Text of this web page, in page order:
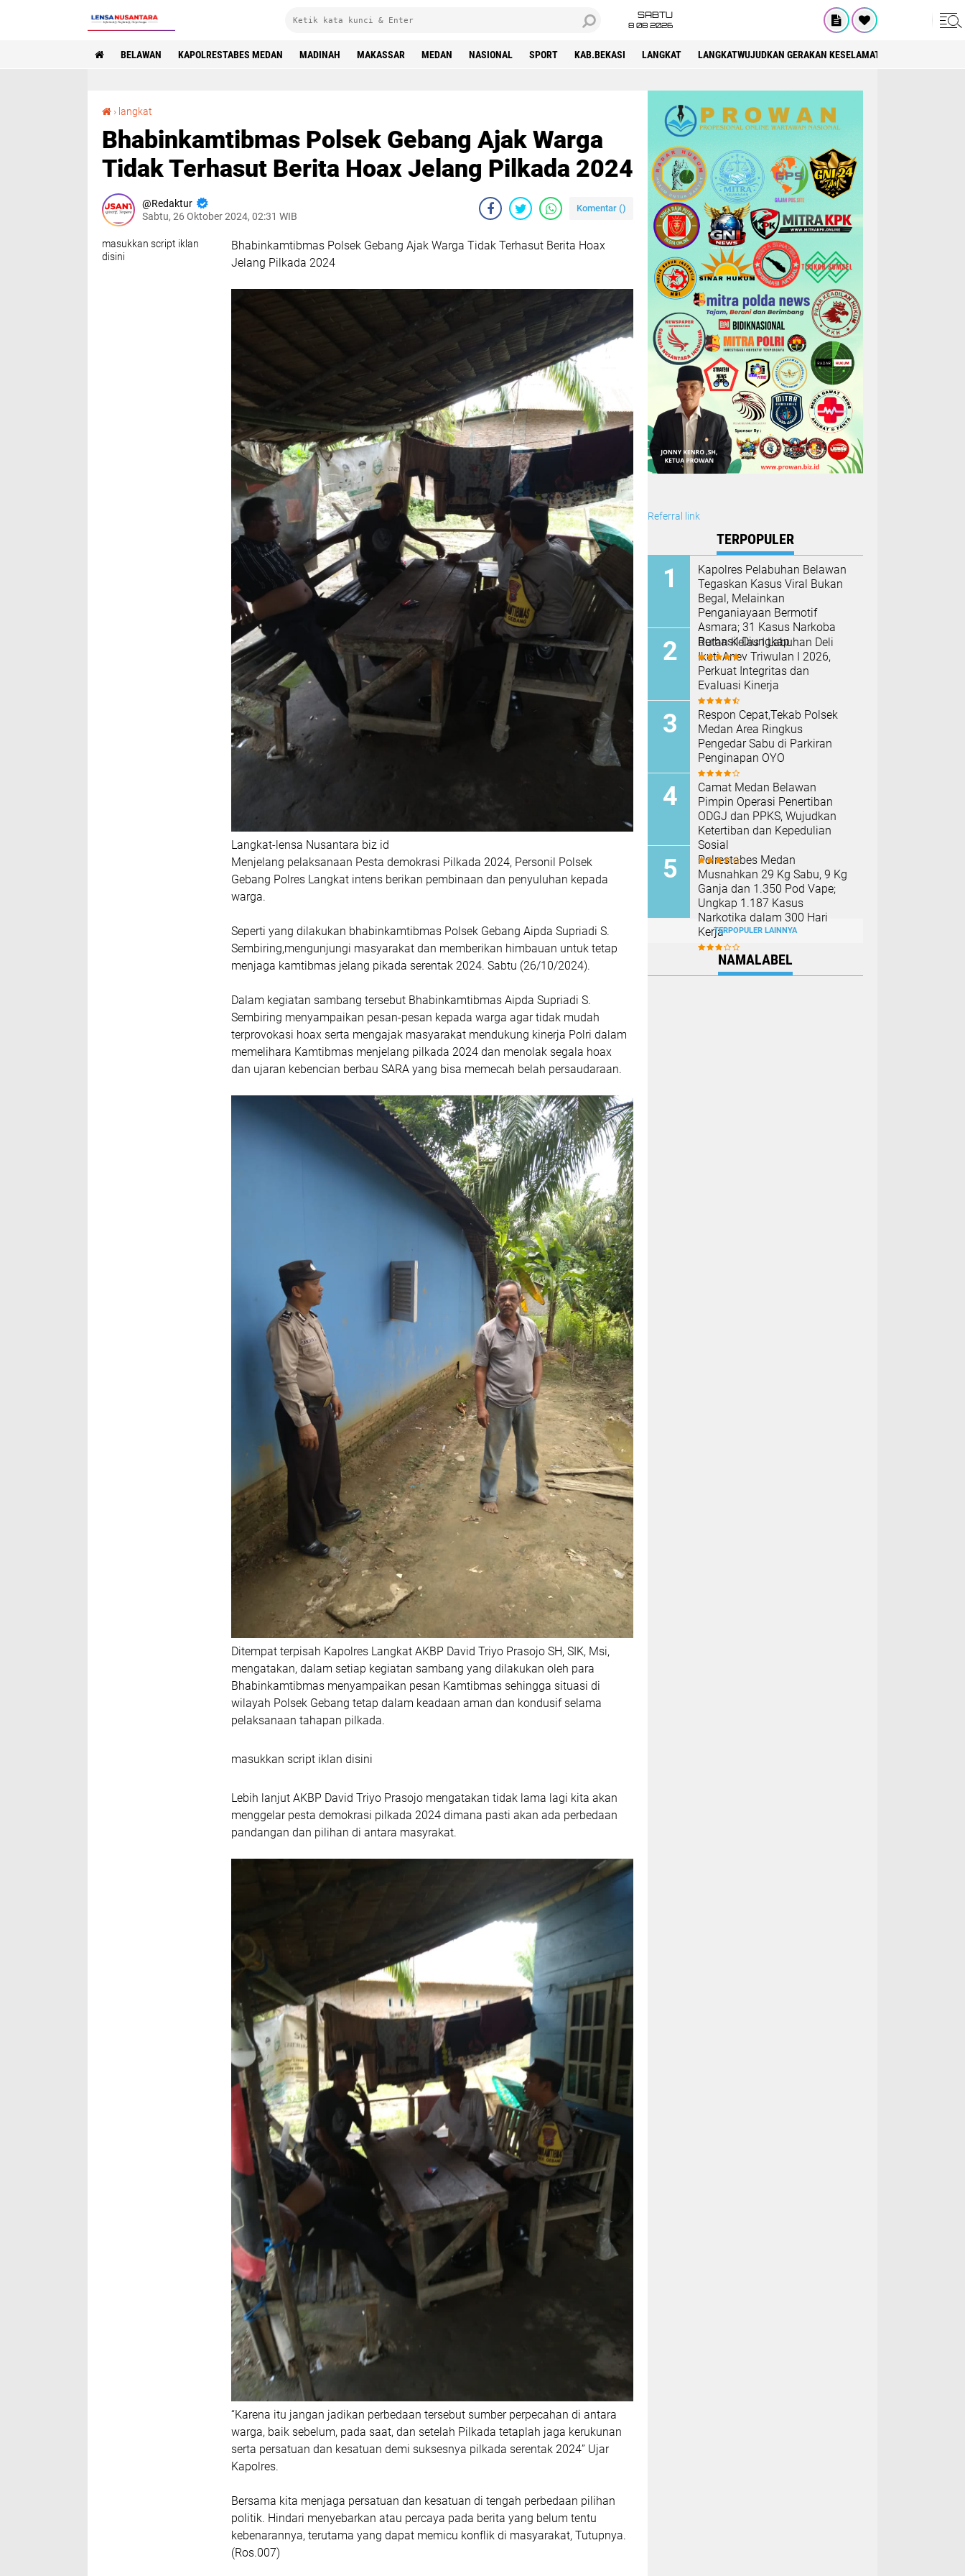
SABTU
8 08 2026
BELAWAN KAPOLRESTABES MEDAN MADINAH MAKASSAR MEDAN NASIONAL SPORT KAB.BEKASI LANGKAT LANGKATWUJUDKAN GERAKAN KESELAMATAN BERLALU
› langkat
Bhabinkamtibmas Polsek Gebang Ajak Warga
Tidak Terhasut Berita Hoax Jelang Pilkada 2024
Redaktur
Sabtu, 26 Oktober 2024, 02:31 WIB
Komentar ()
masukkan script iklan
disini
Bhabinkamtibmas Polsek Gebang Ajak Warga Tidak Terhasut Berita Hoax
Jelang Pilkada 2024
Langkat-lensa Nusantara biz id
Menjelang pelaksanaan Pesta demokrasi Pilkada 2024, Personil Polsek
Gebang Polres Langkat intens berikan pembinaan dan penyuluhan kepada
warga.
Seperti yang dilakukan bhabinkamtibmas Polsek Gebang Aipda Supriadi S.
Sembiring,mengunjungi masyarakat dan memberikan himbauan untuk tetap
menjaga kamtibmas jelang pikada serentak 2024. Sabtu (26/10/2024).
Dalam kegiatan sambang tersebut Bhabinkamtibmas Aipda Supriadi S.
Sembiring menyampaikan pesan-pesan kepada warga agar tidak mudah
terprovokasi hoax serta mengajak masyarakat mendukung kinerja Polri dalam
memelihara Kamtibmas menjelang pilkada 2024 dan menolak segala hoax
dan ujaran kebencian berbau SARA yang bisa memecah belah persaudaraan.
Ditempat terpisah Kapolres Langkat AKBP David Triyo Prasojo SH, SIK, Msi,
mengatakan, dalam setiap kegiatan sambang yang dilakukan oleh para
Bhabinkamtibmas menyampaikan pesan Kamtibmas sehingga situasi di
wilayah Polsek Gebang tetap dalam keadaan aman dan kondusif selama
pelaksanaan tahapan pilkada.
masukkan script iklan disini
Lebih lanjut AKBP David Triyo Prasojo mengatakan tidak lama lagi kita akan
menggelar pesta demokrasi pilkada 2024 dimana pasti akan ada perbedaan
pandangan dan pilihan di antara masyrakat.
“Karena itu jangan jadikan perbedaan tersebut sumber perpecahan di antara
warga, baik sebelum, pada saat, dan setelah Pilkada tetaplah jaga kerukunan
serta persatuan dan kesatuan demi suksesnya pilkada serentak 2024” Ujar
Kapolres.
Bersama kita menjaga persatuan dan kesatuan di tengah perbedaan pilihan
politik. Hindari menyebarkan atau percaya pada berita yang belum tentu
kebenarannya, terutama yang dapat memicu konflik di masyarakat, Tutupnya.
(Ros.007)
Referral link
TERPOPULER
Kapolres Pelabuhan Belawan
Tegaskan Kasus Viral Bukan
Begal, Melainkan
Penganiayaan Bermotif
Asmara; 31 Kasus Narkoba
Berhasil Diungkap
Rutan Kelas I Labuhan Deli
Ikuti Anev Triwulan I 2026,
Perkuat Integritas dan
Evaluasi Kinerja
Respon Cepat,Tekab Polsek
Medan Area Ringkus
Pengedar Sabu di Parkiran
Penginapan OYO
Camat Medan Belawan
Pimpin Operasi Penertiban
ODGJ dan PPKS, Wujudkan
Ketertiban dan Kepedulian
Sosial
Polrestabes Medan
Musnahkan 29 Kg Sabu, 9 Kg
Ganja dan 1.350 Pod Vape;
Ungkap 1.187 Kasus
Narkotika dalam 300 Hari
KerjaTERPOPULER LAINNYA
NAMALABEL